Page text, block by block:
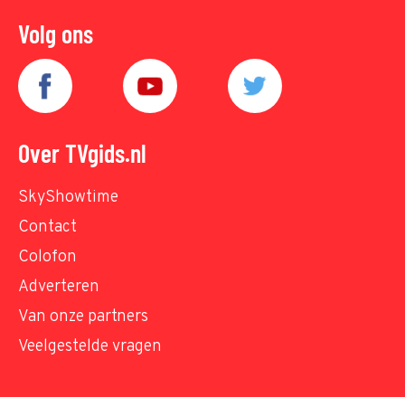
Volg ons
Over TVgids.nl
SkyShowtime
Contact
Colofon
Adverteren
Van onze partners
Veelgestelde vragen